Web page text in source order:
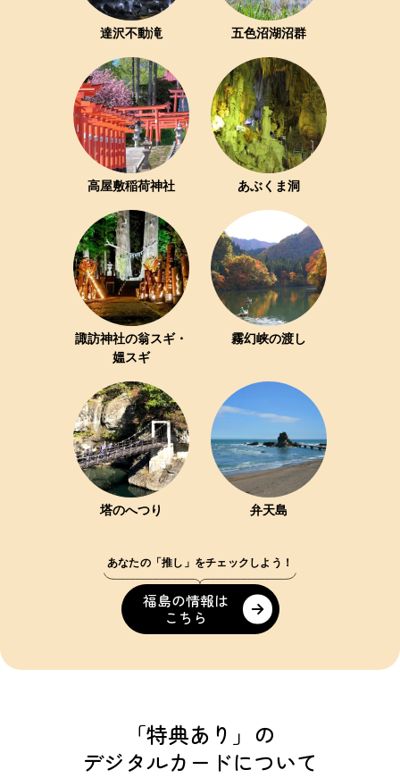
達沢不動滝 五色沼湖沼群
高屋敷稲荷神社 あぶくま洞
諏訪神社の翁スギ・
媼スギ
霧幻峡の渡し
塔のへつり 弁天島
あなたの「推し」をチェックしよう！
福島の情報は
こちら
「特典あり」の
デジタルカードについて